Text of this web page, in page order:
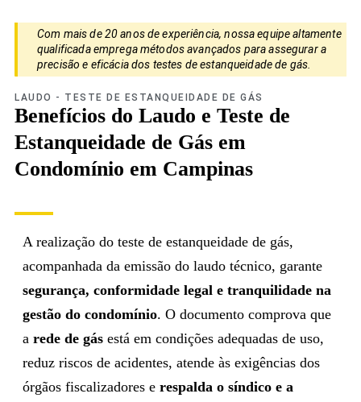
Com mais de 20 anos de experiência, nossa equipe altamente
qualificada emprega métodos avançados para assegurar a
precisão e eficácia dos testes de estanqueidade de gás.
LAUDO - TESTE DE ESTANQUEIDADE DE GÁS
Benefícios do Laudo e Teste de
Estanqueidade de Gás em
Condomínio em Campinas
A realização do teste de estanqueidade de gás,
acompanhada da emissão do laudo técnico, garante
segurança, conformidade legal e tranquilidade na
gestão do condomínio. O documento comprova que
a rede de gás está em condições adequadas de uso,
reduz riscos de acidentes, atende às exigências dos
órgãos fiscalizadores e respalda o síndico e a